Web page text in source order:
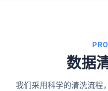
数据
我们采用科学的清洗流程